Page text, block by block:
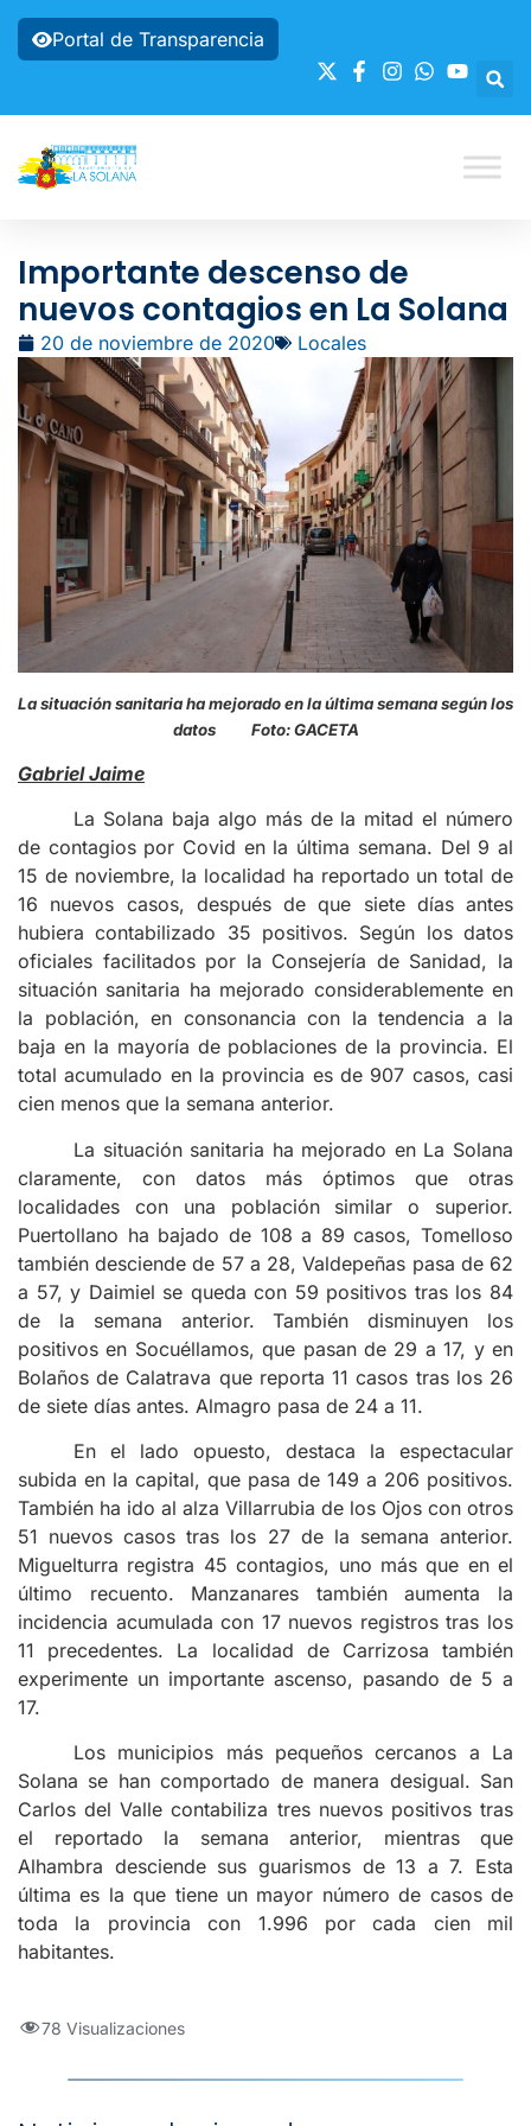
Portal de Transparencia
Importante descenso de
nuevos contagios en La Solana
20 de noviembre de 2020 Locales
La situación sanitaria ha mejorado en la última semana según los
datos Foto: GACETA
Gabriel Jaime
La Solana baja algo más de la mitad el número
de contagios por Covid en la última semana. Del 9 al
15 de noviembre, la localidad ha reportado un total de
16 nuevos casos, después de que siete días antes
hubiera contabilizado 35 positivos. Según los datos
oficiales facilitados por la Consejería de Sanidad, la
situación sanitaria ha mejorado considerablemente en
la población, en consonancia con la tendencia a la
baja en la mayoría de poblaciones de la provincia. El
total acumulado en la provincia es de 907 casos, casi
cien menos que la semana anterior.
La situación sanitaria ha mejorado en La Solana
claramente, con datos más óptimos que otras
localidades con una población similar o superior.
Puertollano ha bajado de 108 a 89 casos, Tomelloso
también desciende de 57 a 28, Valdepeñas pasa de 62
a 57, y Daimiel se queda con 59 positivos tras los 84
de la semana anterior. También disminuyen los
positivos en Socuéllamos, que pasan de 29 a 17, y en
Bolaños de Calatrava que reporta 11 casos tras los 26
de siete días antes. Almagro pasa de 24 a 11.
En el lado opuesto, destaca la espectacular
subida en la capital, que pasa de 149 a 206 positivos.
También ha ido al alza Villarrubia de los Ojos con otros
51 nuevos casos tras los 27 de la semana anterior.
Miguelturra registra 45 contagios, uno más que en el
último recuento. Manzanares también aumenta la
incidencia acumulada con 17 nuevos registros tras los
11 precedentes. La localidad de Carrizosa también
experimente un importante ascenso, pasando de 5 a
17.
Los municipios más pequeños cercanos a La
Solana se han comportado de manera desigual. San
Carlos del Valle contabiliza tres nuevos positivos tras
el reportado la semana anterior, mientras que
Alhambra desciende sus guarismos de 13 a 7. Esta
última es la que tiene un mayor número de casos de
toda la provincia con 1.996 por cada cien mil
habitantes.
78 Visualizaciones